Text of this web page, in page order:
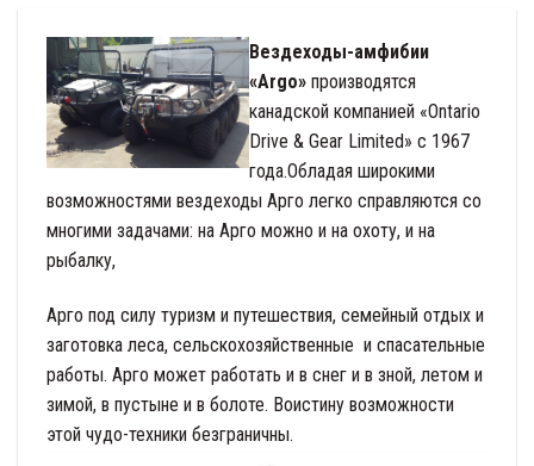
Вездеходы-амфибии
«Argo» производятся
канадской компанией «Ontario
Drive & Gear Limited» с 1967
года.Обладая широкими
возможностями вездеходы Арго легко справляются со
многими задачами: на Арго можно и на охоту, и на
рыбалку,
Арго под силу туризм и путешествия, семейный отдых и
заготовка леса, сельскохозяйственные и спасательные
работы. Арго может работать и в снег и в зной, летом и
зимой, в пустыне и в болоте. Воистину возможности
этой чудо-техники безграничны.